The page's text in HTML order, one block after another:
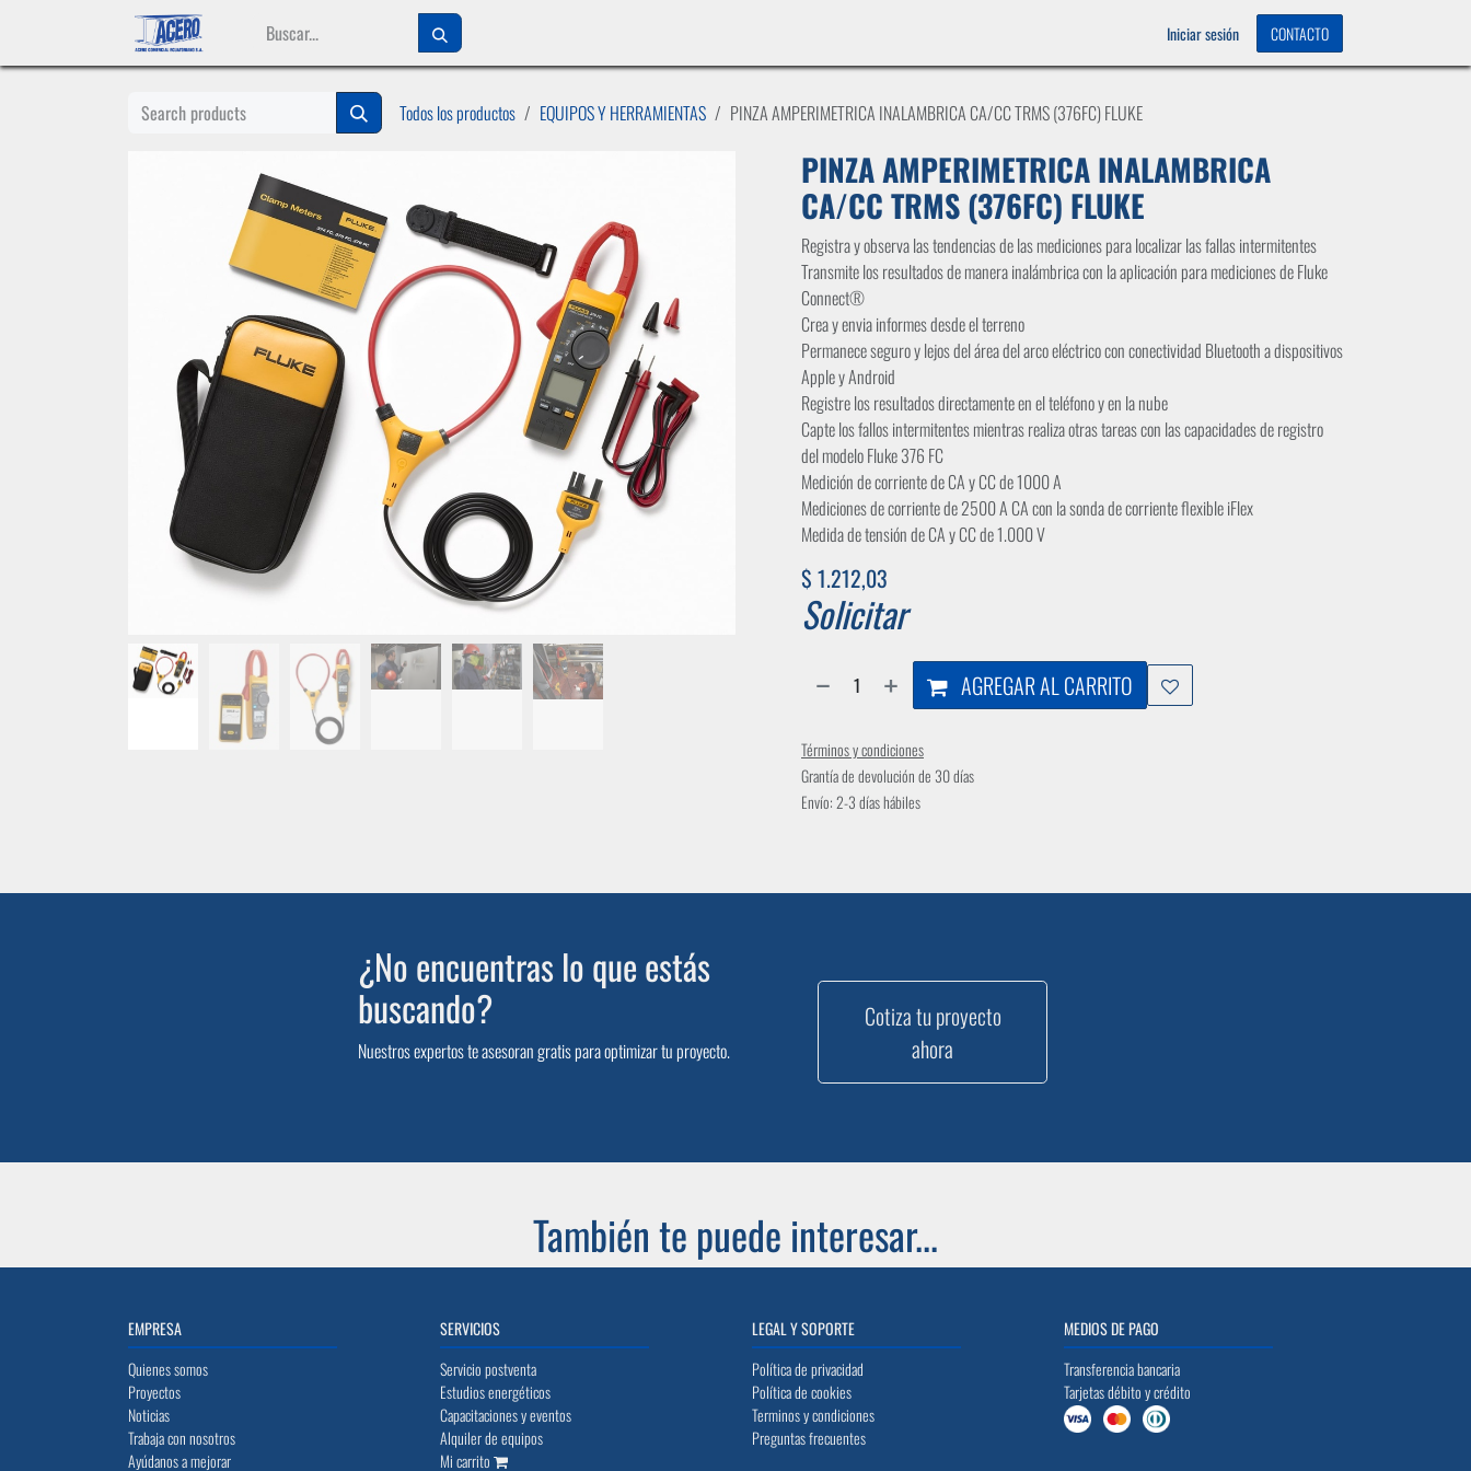
Iniciar sesión CONTACTO
Todos los productos EQUIPOS Y HERRAMIENTAS PINZA AMPERIMETRICA INALAMBRICA CA/CC TRMS (376FC) FLUKE
PINZA AMPERIMETRICA INALAMBRICA
CA/CC TRMS (376FC) FLUKE
Registra y observa las tendencias de las mediciones para localizar las fallas intermitentes
Transmite los resultados de manera inalámbrica con la aplicación para mediciones de Fluke
Connect®
Crea y envia informes desde el terreno
Permanece seguro y lejos del área del arco eléctrico con conectividad Bluetooth a dispositivos
Apple y Android
Registre los resultados directamente en el teléfono y en la nube
Capte los fallos intermitentes mientras realiza otras tareas con las capacidades de registro
del modelo Fluke 376 FC
Medición de corriente de CA y CC de 1000 A
Mediciones de corriente de 2500 A CA con la sonda de corriente flexible iFlex
Medida de tensión de CA y CC de 1.000 V
$ 1.212,03
Solicitar
AGREGAR AL CARRITO
Términos y condiciones
Grantía de devolución de 30 días
Envío: 2-3 días hábiles
¿No encuentras lo que estás
buscando?
Nuestros expertos te asesoran gratis para optimizar tu proyecto.
Cotiza tu proyecto
ahora
También te puede interesar...
EMPRESA
Quienes somos
Proyectos
Noticias
Trabaja con nosotros
Ayúdanos a mejorar
SERVICIOS
Servicio postventa
Estudios energéticos
Capacitaciones y eventos
Alquiler de equipos
Mi carrito
LEGAL Y SOPORTE
Política de privacidad
Política de cookies
Terminos y condiciones
Preguntas frecuentes
MEDIOS DE PAGO
Transferencia bancaria
Tarjetas débito y crédito